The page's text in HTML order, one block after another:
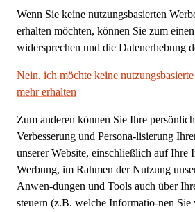
Wenn Sie keine nutzungsbasierten
erhalten möchten, können Sie zum
widersprechen und die Datenerhebung
Nein, ich möchte keine
mehr erhalten
Zum anderen können Sie Ihre
Verbesserung und Persona-lisierung
unserer Website, einschließlich auf Ihre
Werbung, im Rahmen der Nutzung
Anwen-dungen und Tools auch über
steuern (z.B. welche Informatio-nen Sie